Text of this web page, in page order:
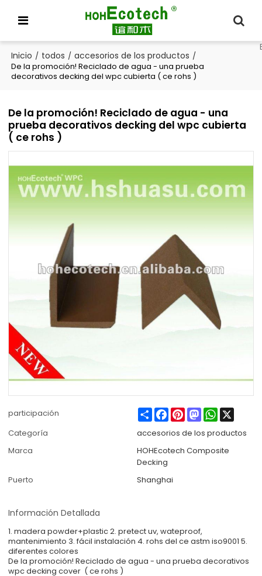
Inicio / todos / accesorios de los productos /
De la promoción! Reciclado de agua - una prueba
decorativos decking del wpc cubierta ( ce rohs )
De la promoción! Reciclado de agua - una
prueba decorativos decking del wpc cubierta
( ce rohs )
participación ShareFacebook
PinterestMastodonWhatsApp
X
Categoría
accesorios de los productos
Marca
HOHEcotech Composite
Decking
Puerto
Shanghai
Información Detallada
1. madera powder+plastic 2. pretect uv, wateproof,
mantenimiento 3. fácil instalación 4. rohs del ce astm iso9001 5.
diferentes colores
De la promoción! Reciclado de agua - una prueba decorativos
wpc decking cover ( ce rohs )